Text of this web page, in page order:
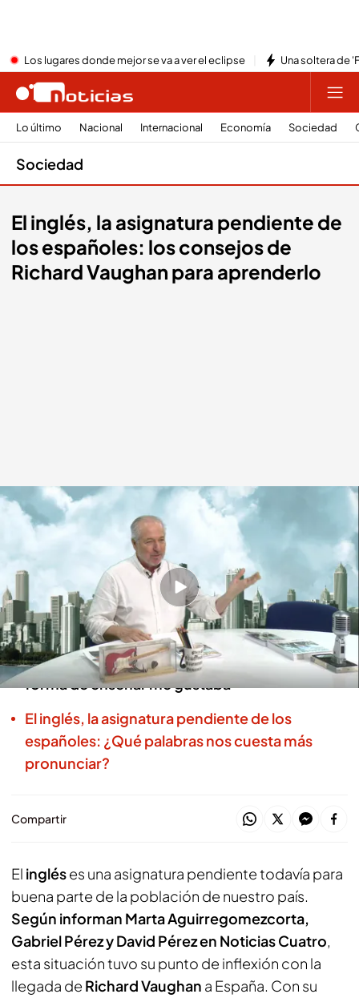
Los lugares donde mejor se va a ver el eclipse Una soltera de
Lo último Nacional Internacional Economía Sociedad
Sociedad
El inglés, la asignatura pendiente de
los españoles: los consejos de
Richard Vaughan para aprenderlo
Richard Vaughan lleva más de 40 años enseñando su método en España
Redacción digital Noticias Cuatro
10 MAY 2024 - 11:00h.
Richard Vaughan es el “gurú de las clases de
inglés” desde hace medio siglo
Richard Vaughan: “Me di cuenta de que mi
forma de enseñar me gustaba”
El inglés, la asignatura pendiente de los
españoles: ¿Qué palabras nos cuesta más
pronunciar?
Compartir
El ingléses una asignatura pendiente todavía para
buena parte de la población de nuestro país.
Según informan Marta Aguirregomezcorta,
Gabriel Pérez y David Pérez en Noticias Cuatro,
esta situación tuvo su punto de inflexión con la
llegada de Richard Vaughan a España. Con su